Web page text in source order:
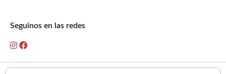
Seguinos en las redes